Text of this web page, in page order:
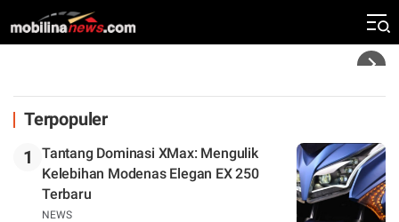
Rekor Kecepatan Silverstone!
Terpopuler
1
Tantang Dominasi XMax: Mengulik
Kelebihan Modenas Elegan EX 250
Terbaru
NEWS